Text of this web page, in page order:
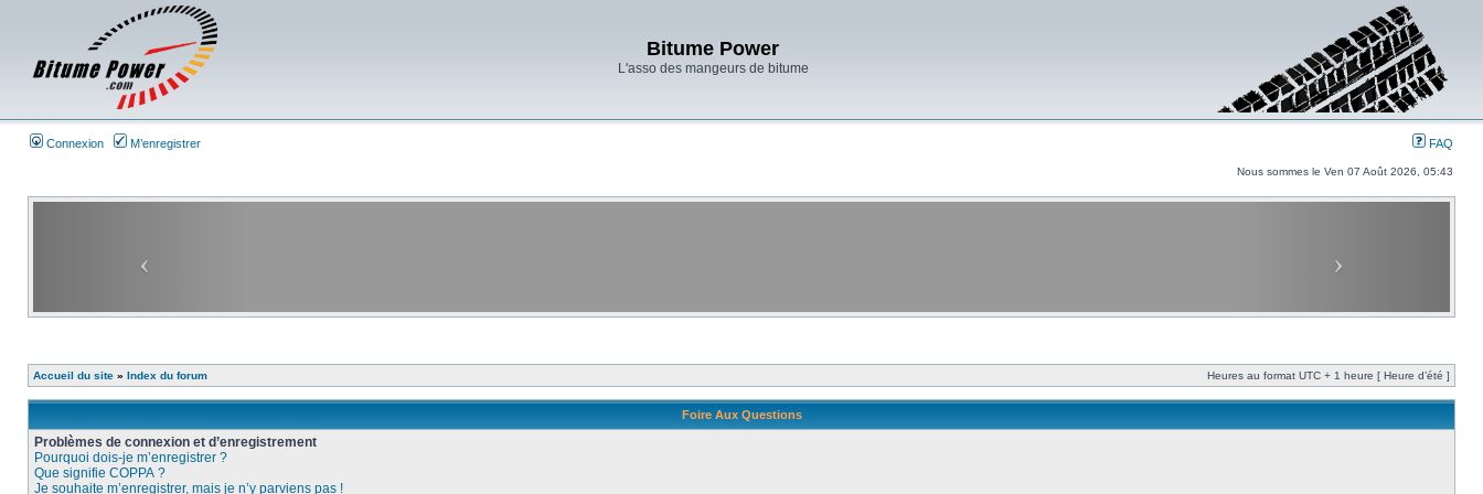
Bitume Power
L'asso des mangeurs de bitume
Connexion M’enregistrer FAQ
Nous sommes le Ven 07 Août 2026, 05:43
Accueil du site » Index du forum Heures au format UTC + 1 heure [ Heure d’été ]
Foire Aux Questions
Problèmes de connexion et d’enregistrement
Pourquoi dois-je m’enregistrer ?
Que signifie COPPA ?
Je souhaite m’enregistrer, mais je n’y parviens pas !